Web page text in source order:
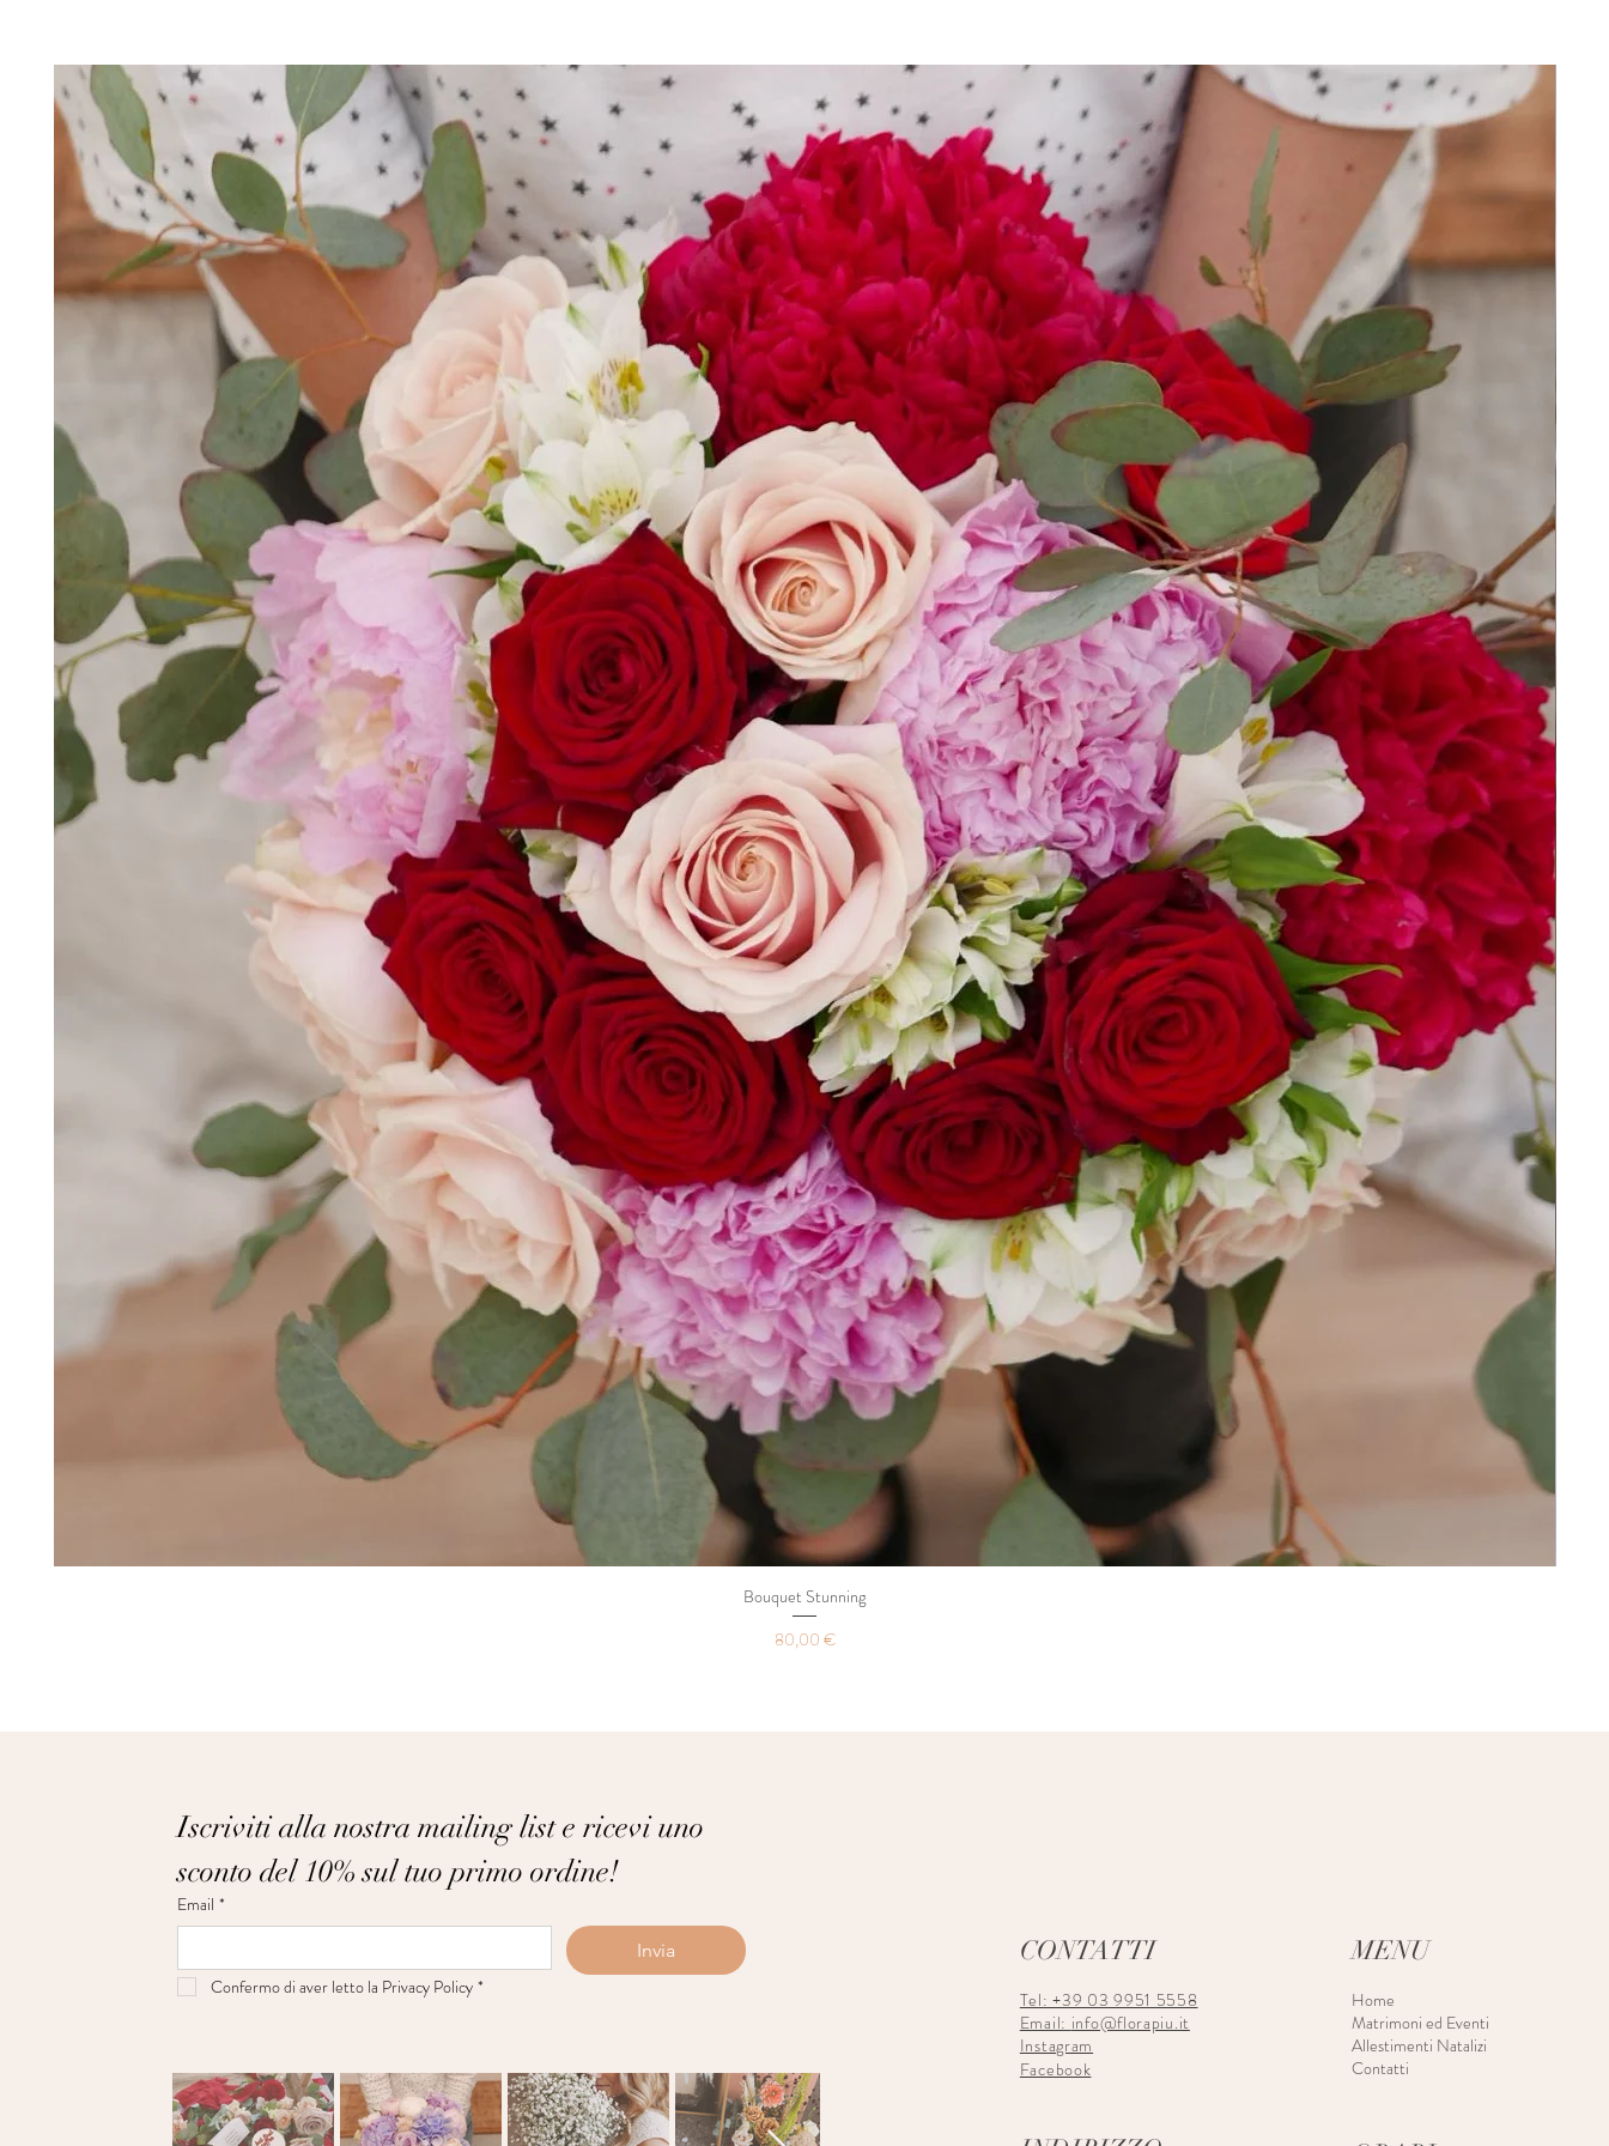
NELLA LISTA E PER LE SPEDIZIONI CONTATTATECI PRIMA DI EFFETTUARE
L'ACQUISTO AL 0399515558.
Vista rapida
Bouquet Stunning
Prezzo
80,00 €
Iscriviti alla nostra mailing list e ricevi uno
sconto del 10% sul tuo primo ordine!
Email *
Invia
Confermo di aver letto la Privacy Policy *
CONTATTI
Tel: +39 03 9951 5558
Email: info@florapiu.it
Instagram
Facebook
MENU
Home
Matrimoni ed Eventi
Allestimenti Natalizi
Contatti